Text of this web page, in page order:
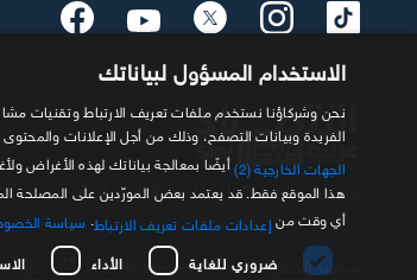
مصدرك الموثوق للمعلومة الاقتصادية
سياسة الخصوصية الشروط والأحكام حول
الاستخدام المسؤول لبياناتك
الفريدة وبيانات التصفح، وذلك من أجل الإعلانات
الجهات الخارجية (2)
أيضًا بمعالجة بياناتك لهذه الأغراض
هذا الموقع فقط. قد يعتمد بعض المورّدين على المصلحة
أي وقت من إعدادات ملفات تعريف الارتباط سياسة
ضروري للغاية
الأداء